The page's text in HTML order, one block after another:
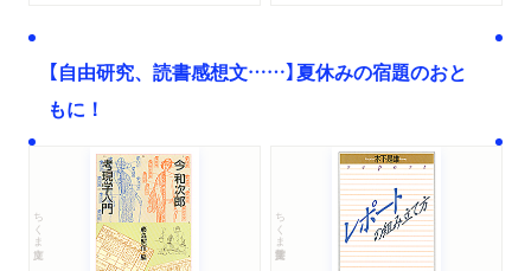
【自由研究、読書感想文……】夏休みの宿題のおと
もに！
ちくま文庫 ちくま学芸文庫